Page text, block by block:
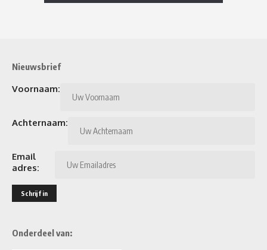
Nieuwsbrief
Voornaam:
Achternaam:
Email
adres:
Onderdeel van: